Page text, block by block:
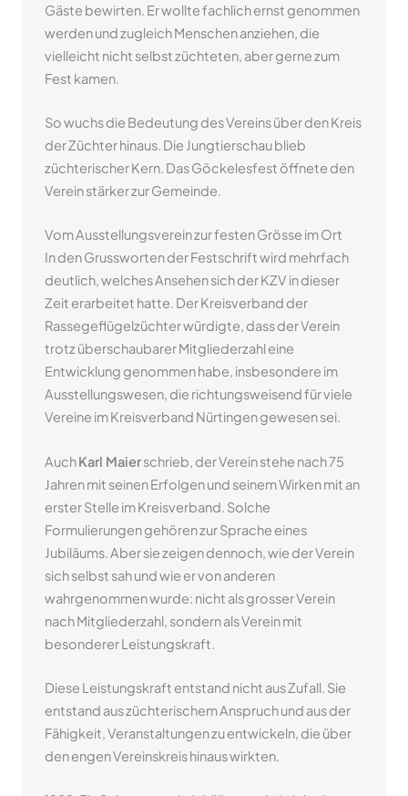
Gäste bewirten. Er wollte fachlich ernst genommen
werden und zugleich Menschen anziehen, die
vielleicht nicht selbst züchteten, aber gerne zum
Fest kamen.
So wuchs die Bedeutung des Vereins über den Kreis
der Züchter hinaus. Die Jungtierschau blieb
züchterischer Kern. Das Göckelesfest öffnete den
Verein stärker zur Gemeinde.
Vom Ausstellungsverein zur festen Grösse im Ort
In den Grussworten der Festschrift wird mehrfach
deutlich, welches Ansehen sich der KZV in dieser
Zeit erarbeitet hatte. Der Kreisverband der
Rassegeflügelzüchter würdigte, dass der Verein
trotz überschaubarer Mitgliederzahl eine
Entwicklung genommen habe, insbesondere im
Ausstellungswesen, die richtungsweisend für viele
Vereine im Kreisverband Nürtingen gewesen sei.
AuchKarl Maierschrieb, der Verein stehe nach 75
Jahren mit seinen Erfolgen und seinem Wirken mit an
erster Stelle im Kreisverband. Solche
Formulierungen gehören zur Sprache eines
Jubiläums. Aber sie zeigen dennoch, wie der Verein
sich selbst sah und wie er von anderen
wahrgenommen wurde: nicht als grosser Verein
nach Mitgliederzahl, sondern als Verein mit
besonderer Leistungskraft.
Diese Leistungskraft entstand nicht aus Zufall. Sie
entstand aus züchterischem Anspruch und aus der
Fähigkeit, Veranstaltungen zu entwickeln, die über
den engen Vereinskreis hinaus wirkten.